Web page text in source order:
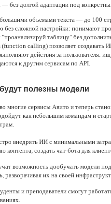
— без долгой адаптации под
объемами текста — до 100
без сложной настройки: понимают
таблицу" без
calling) позволяет создавать
действия за пользователя:
к другим сервисам по API.
полезны модели
многие сервисы Авито и теперь
как небольшим командам и
внедрять ИИ с минимальными
контента, создать чат-бота для
возможность дообучать модели
разворачивая их на своей
и преподаватели смогут